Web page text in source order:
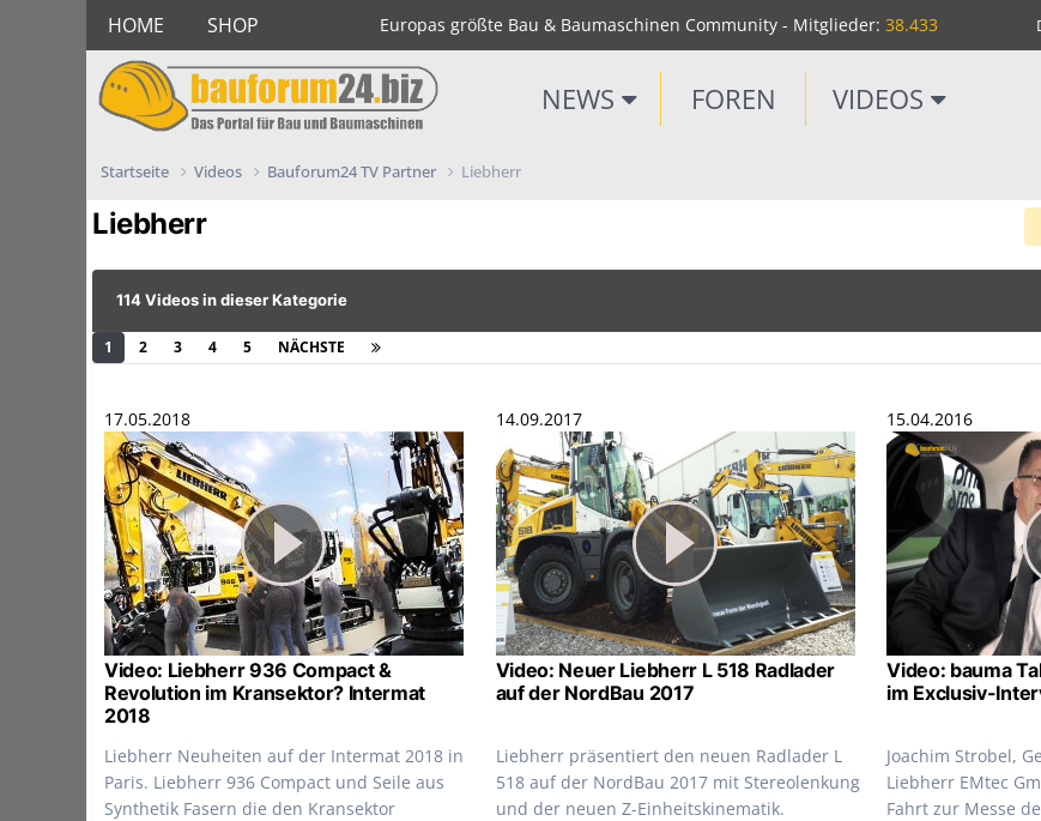
HOME SHOP Europas größte Bau & Baumaschinen Community - Mitglieder: 38.433
NEWS FOREN VIDEOS
Startseite Videos Bauforum24 TV Partner Liebherr
Liebherr
114 Videos in dieser Kategorie
1 2 3 4 5 NÄCHSTE
17.05.2018
Video: Liebherr 936 Compact &
Revolution im Kransektor? Intermat
2018
Liebherr Neuheiten auf der Intermat 2018 in
Paris. Liebherr 936 Compact und Seile aus
Synthetik Fasern die den Kransektor
14.09.2017
Video: Neuer Liebherr L 518 Radlader
auf der NordBau 2017
Liebherr präsentiert den neuen Radlader L
518 auf der NordBau 2017 mit Stereolenkung
und der neuen Z-Einheitskinematik.
15.04.2016
Video: bauma
im Exclusiv-
Joachim Strobel,
Liebherr EMtec
Fahrt zur Messe